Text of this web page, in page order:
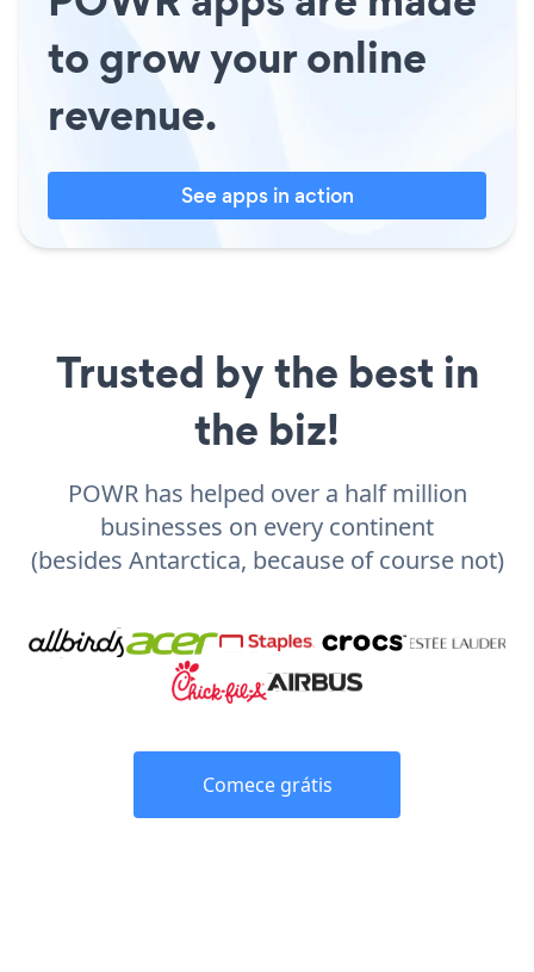
to grow your online
revenue.
See apps in action
Trusted by the best in
the biz!
POWR has helped over a half million
businesses on every continent
(besides Antarctica, because of course not)
Comece grátis